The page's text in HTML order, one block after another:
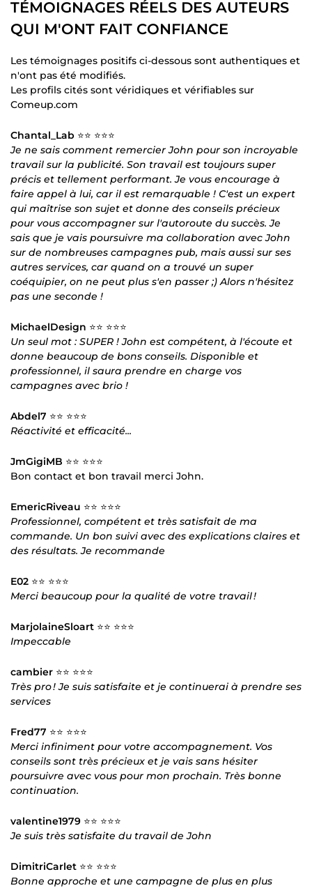
TÉMOIGNAGES RÉELS DES AUTEURS
QUI M'ONT FAIT CONFIANCE
Les témoignages positifs ci-dessous sont authentiques et
n'ont pas été modifiés.
Les profils cités sont véridiques et vérifiables sur
Comeup.com
Chantal_Lab ⭐⭐ ⭐⭐⭐
Je ne sais comment remercier John pour son incroyable
travail sur la publicité. Son travail est toujours super
précis et tellement performant. Je vous encourage à
faire appel à lui, car il est remarquable ! C'est un expert
qui maîtrise son sujet et donne des conseils précieux
pour vous accompagner sur l'autoroute du succès. Je
sais que je vais poursuivre ma collaboration avec John
sur de nombreuses campagnes pub, mais aussi sur ses
autres services, car quand on a trouvé un super
coéquipier, on ne peut plus s'en passer ;) Alors n'hésitez
pas une seconde !
MichaelDesign ⭐⭐ ⭐⭐⭐
Un seul mot : SUPER ! John est compétent, à l'écoute et
donne beaucoup de bons conseils. Disponible et
professionnel, il saura prendre en charge vos
campagnes avec brio !
Abdel7 ⭐⭐ ⭐⭐⭐
Réactivité et efficacité...
JmGigiMB ⭐⭐ ⭐⭐⭐
Bon contact et bon travail merci John.
EmericRiveau ⭐⭐ ⭐⭐⭐
Professionnel, compétent et très satisfait de ma
commande. Un bon suivi avec des explications claires et
des résultats. Je recommande
E02 ⭐⭐ ⭐⭐⭐
Merci beaucoup pour la qualité de votre travail !
MarjolaineSloart ⭐⭐ ⭐⭐⭐
Impeccable
cambier ⭐⭐ ⭐⭐⭐
Très pro ! Je suis satisfaite et je continuerai à prendre ses
services
Fred77 ⭐⭐ ⭐⭐⭐
Merci infiniment pour votre accompagnement. Vos
conseils sont très précieux et je vais sans hésiter
poursuivre avec vous pour mon prochain. Très bonne
continuation.
valentine1979 ⭐⭐ ⭐⭐⭐
Je suis très satisfaite du travail de John
DimitriCarlet ⭐⭐ ⭐⭐⭐
Bonne approche et une campagne de plus en plus